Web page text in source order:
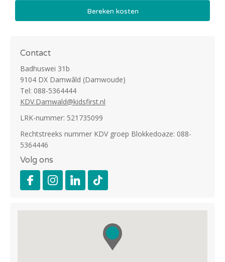
Bereken kosten
Contact
Badhuswei 31b
9104 DX Damwâld (Damwoude)
Tel: 088-5364444
KDV.Damwald@kidsfirst.nl
LRK-nummer: 521735099
Rechtstreeks nummer KDV groep Blokkedoaze: 088-
5364446
Volg ons